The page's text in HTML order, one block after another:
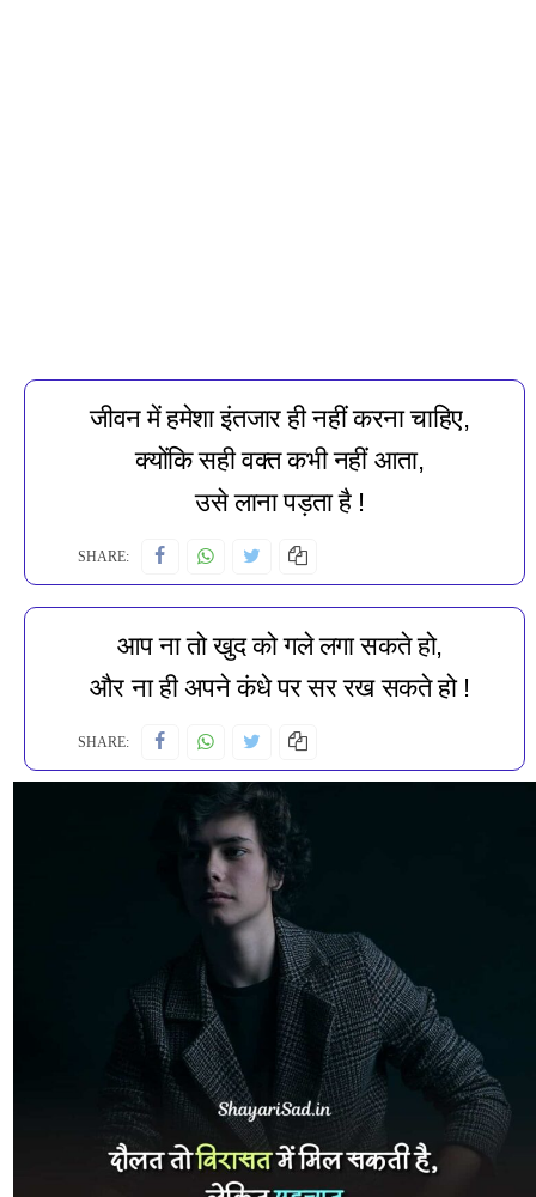
जीवन में हमेशा इंतजार ही नहीं करना चाहिए,
क्योंकि सही वक्त कभी नहीं आता,
उसे लाना पड़ता है !
SHARE:
आप ना तो खुद को गले लगा सकते हो,
और ना ही अपने कंधे पर सर रख सकते हो !
SHARE: